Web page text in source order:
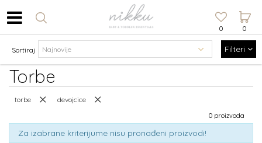
0
0
Torbe
Sortiraj Filteri
torbe devojcice
0 proizvoda
Za izabrane kriterijume nisu pronađeni proizvodi!